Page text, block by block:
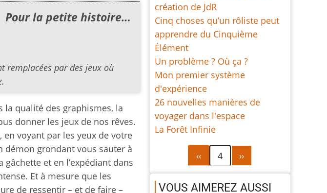
Pour la petite histoire…
remplacées par des jeux où
la qualité des graphismes, la
donner les jeux de nos rêves.
voyant par les yeux de votre
démon grondant vous sauter à
et en l’expédiant dans
Et à mesure que les
de ressentir – et de faire –
création de JdR
Cinq choses qu’un rôliste peut
apprendre du Cinquième
Élément
Un problème ? Où ça ?
Mon premier système
d'expérience
26 nouvelles manières de
voyager dans l'espace
La Forêt Infinie
Pagination
Page
précédente
‹‹ 4
Page
suivante
››
VOUS AIMEREZ AUSSI